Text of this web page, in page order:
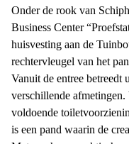
Onder de rook van
Business Center
huisvesting aan de
rechtervleugel van het
Vanuit de entree betreedt
verschillende
voldoende
is een pand waarin de